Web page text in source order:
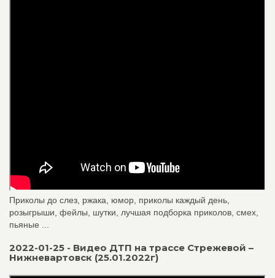
Приколы до слез, ржака, юмор, приколы каждый день,
розыгрыши, фейлы, шутки, лучшая подборка приколов, смех,
пьяные ...
2022-01-25 - Видео ДТП на трассе Стрежевой –
Нижневартовск (25.01.2022г)